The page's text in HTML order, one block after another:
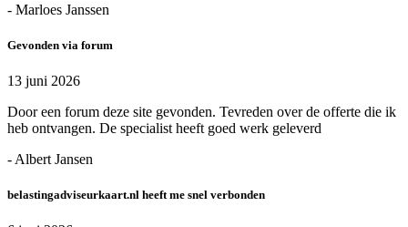
- Marloes Janssen
Gevonden via forum
13 juni 2026
Door een forum deze site gevonden. Tevreden over de offerte die ik
heb ontvangen. De specialist heeft goed werk geleverd
- Albert Jansen
belastingadviseurkaart.nl heeft me snel verbonden